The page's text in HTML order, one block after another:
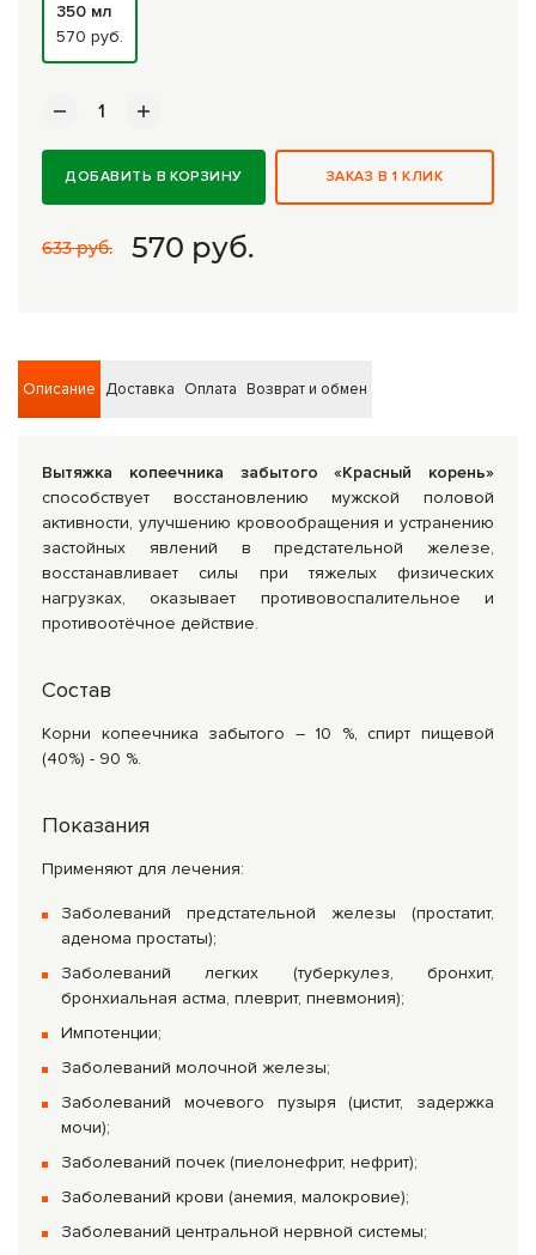
350 мл
570 руб.
ДОБАВИТЬ В КОРЗИНУ ЗАКАЗ В 1 КЛИК
633 руб. 570 руб.
Описание Доставка Оплата Возврат и обмен
Вытяжка копеечника забытого «Красный корень»
способствует восстановлению мужской половой
активности, улучшению кровообращения и устранению
застойных явлений в предстательной железе,
восстанавливает силы при тяжелых физических
нагрузках, оказывает противовоспалительное и
противоотёчное действие.
Состав
Корни копеечника забытого – 10 %, спирт пищевой
(40%) - 90 %.
Показания
Применяют для лечения:
Заболеваний предстательной железы (простатит,
аденома простаты);
Заболеваний легких (туберкулез, бронхит,
бронхиальная астма, плеврит, пневмония);
Импотенции;
Заболеваний молочной железы;
Заболеваний мочевого пузыря (цистит, задержка
мочи);
Заболеваний почек (пиелонефрит, нефрит);
Заболеваний крови (анемия, малокровие);
Заболеваний центральной нервной системы;